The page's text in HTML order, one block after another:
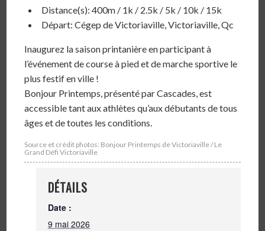
Distance(s): 400m / 1k / 2.5k / 5k / 10k / 15k
Départ: Cégep de Victoriaville, Victoriaville, Qc
Inaugurez la saison printanière en participant à
l’événement de course à pied et de marche sportive le
plus festif en ville !
Bonjour Printemps, présenté par Cascades, est
accessible tant aux athlètes qu’aux débutants de tous
âges et de toutes les conditions.
Source et crédit photos: Bonjour Printemps de Victoriaville / Le
Grand Défi Victoriaville
DÉTAILS
Date :
9 mai 2026